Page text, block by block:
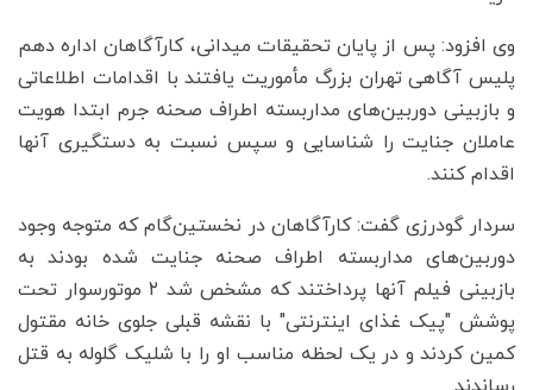
وی افزود: پس از پایان تحقیقات میدانی، کارآگاهان اداره دهم
پلیس آگاهی تهران بزرگ مأموریت یافتند با اقدامات اطلاعاتی
و بازبینی دوربین‌های مداربسته اطراف صحنه جرم ابتدا هویت
عاملان جنایت را شناسایی و سپس نسبت به دستگیری آنها
اقدام کنند.
سردار گودرزی گفت: کارآگاهان در نخستین‌گام که متوجه وجود
دوربین‌های مداربسته اطراف صحنه جنایت شده بودند به
بازبینی فیلم آنها پرداختند که مشخص شد ۲ موتورسوار تحت
پوشش "پیک غذای اینترنتی" با نقشه قبلی جلوی خانه مقتول
کمین کردند و در یک لحظه مناسب او را با شلیک گلوله به قتل